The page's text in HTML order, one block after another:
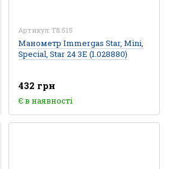
Артикул: T8.515
Манометр Immergas Star, Mini,
Special, Star 24 3E (1.028880)
432 грн
Є в наявності